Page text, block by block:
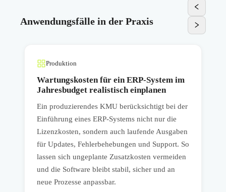
Anwendungsfälle in der Praxis
Produktion
Wartungskosten für ein ERP-System im
Jahresbudget realistisch einplanen
Ein produzierendes KMU berücksichtigt bei der
Einführung eines ERP-Systems nicht nur die
Lizenzkosten, sondern auch laufende Ausgaben
für Updates, Fehlerbehebungen und Support. So
lassen sich ungeplante Zusatzkosten vermeiden
und die Software bleibt stabil, sicher und an
neue Prozesse anpassbar.